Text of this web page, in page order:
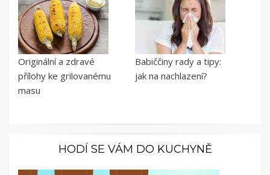
Originální a zdravé
přílohy ke grilovanému
masu
Babiččiny rady a tipy:
jak na nachlazení?
HODÍ SE VÁM DO KUCHYNĚ